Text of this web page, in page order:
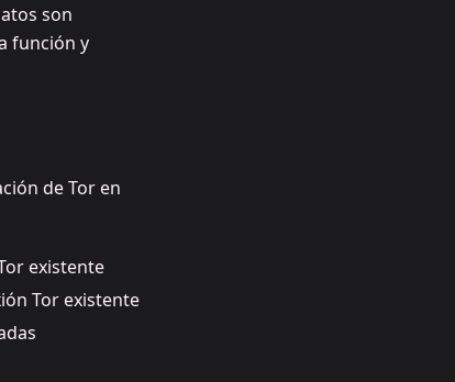
son
función y
de Tor en
existente
Tor existente